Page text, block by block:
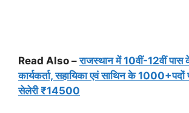
Read Also –राजस्थान में 10वीं-12वीं पास
कार्यकर्ता, सहायिका एवं साथिन के 1000+पदों
सेलेरी ₹14500